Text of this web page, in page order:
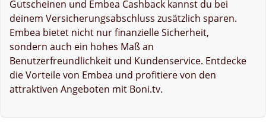
Gutscheinen und Embea Cashback kannst du bei
deinem Versicherungsabschluss zusätzlich sparen.
Embea bietet nicht nur finanzielle Sicherheit,
sondern auch ein hohes Maß an
Benutzerfreundlichkeit und Kundenservice. Entdecke
die Vorteile von Embea und profitiere von den
attraktiven Angeboten mit Boni.tv.